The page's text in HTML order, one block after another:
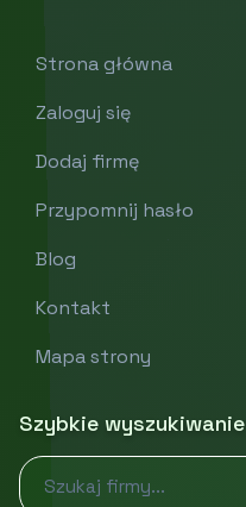
Strona główna
Zaloguj się
Dodaj firmę
Przypomnij hasło
Blog
Kontakt
Mapa strony
Szybkie wyszukiwanie